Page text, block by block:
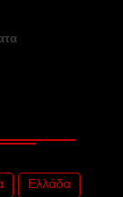
Ελλάδα